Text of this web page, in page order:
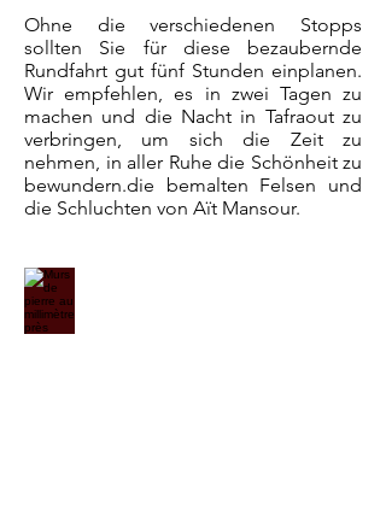
Ohne die verschiedenen Stopps
sollten Sie für diese bezaubernde
Rundfahrt gut fünf Stunden einplanen.
Wir empfehlen, es in zwei Tagen zu
machen und die Nacht in Tafraout zu
verbringen, um sich die Zeit zu
nehmen, in aller Ruhe die Schönheit zu
bewundern.die bemalten Felsen und
die Schluchten von Aït Mansour.